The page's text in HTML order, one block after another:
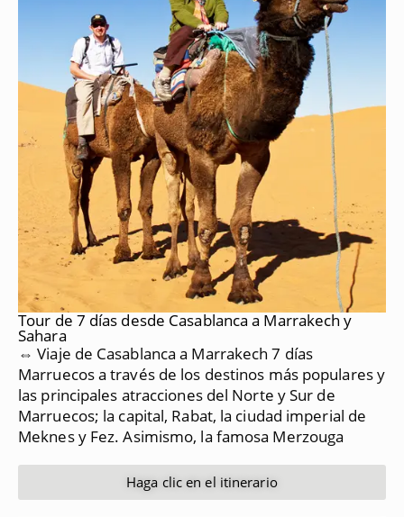
Tour de 7 días desde Casablanca a Marrakech y
Sahara
⇔ Viaje de Casablanca a Marrakech 7 días
Marruecos a través de los destinos más populares y
las principales atracciones del Norte y Sur de
Marruecos; la capital, Rabat, la ciudad imperial de
Meknes y Fez. Asimismo, la famosa Merzouga
Haga clic en el itinerario